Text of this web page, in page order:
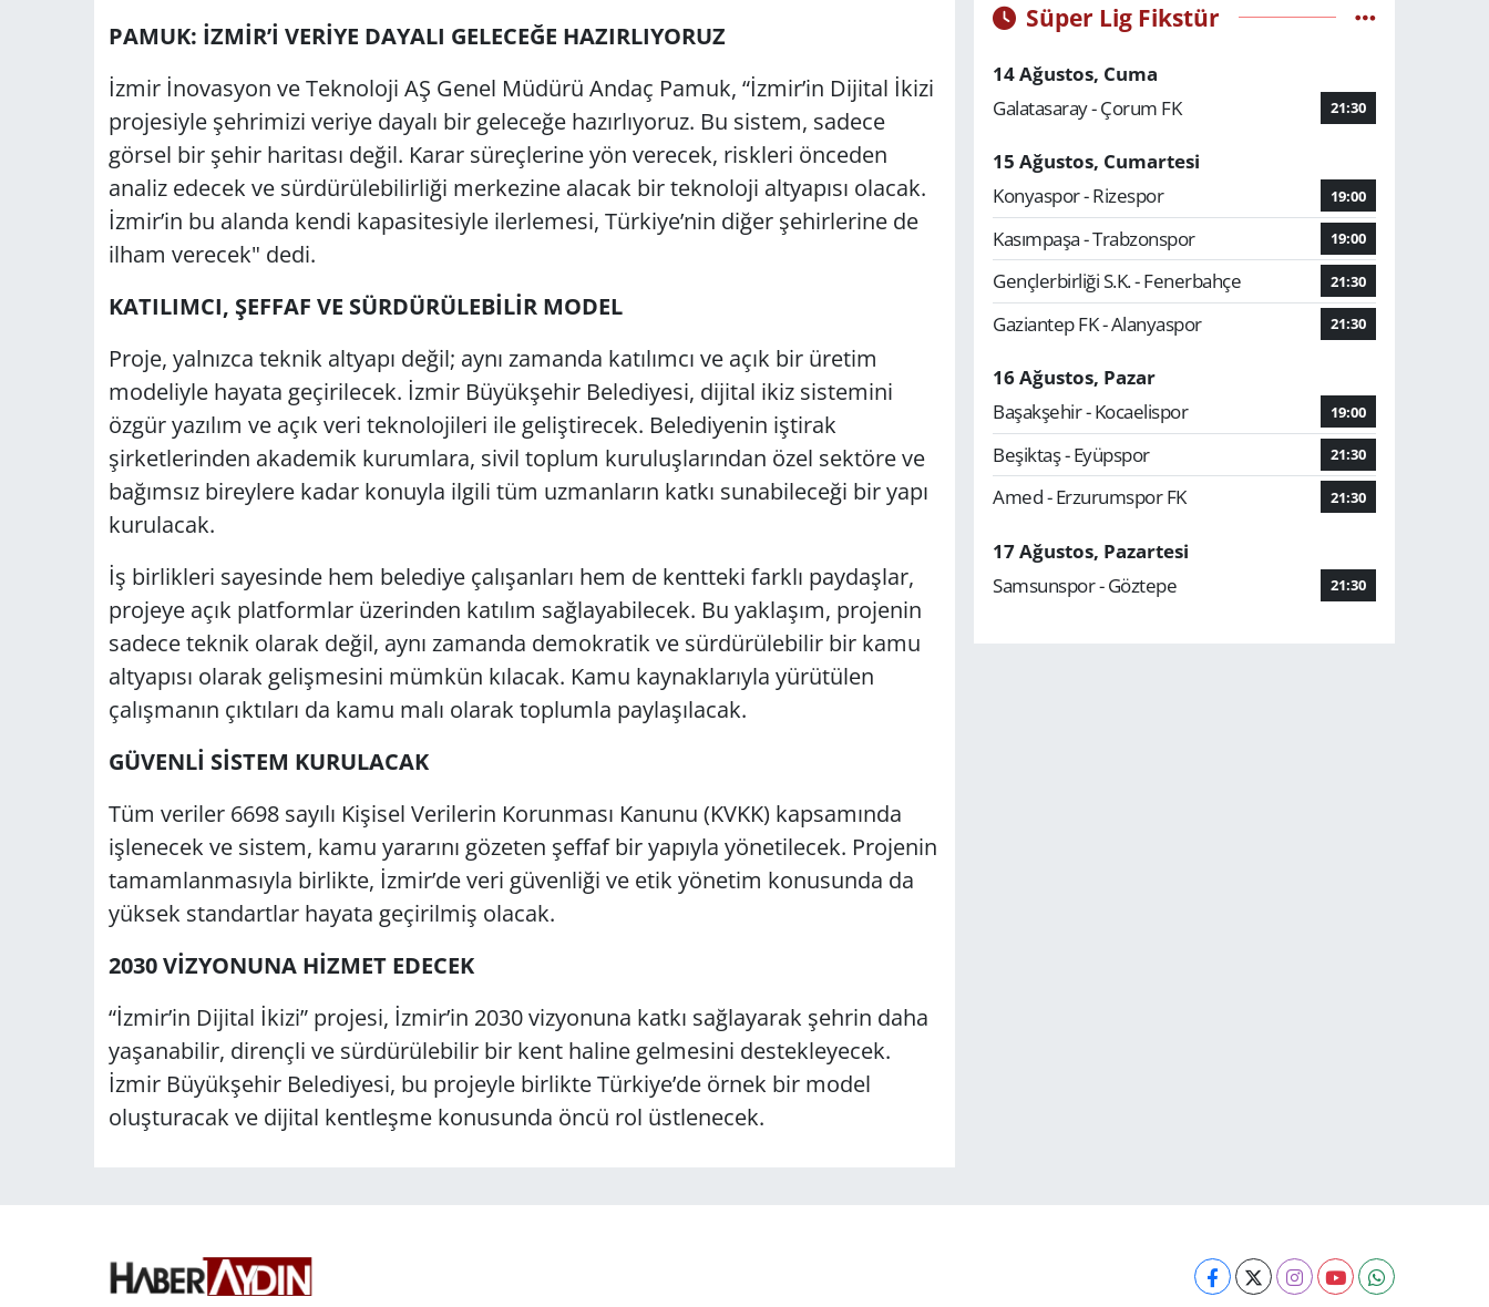
PAMUK: İZMİR’İ VERİYE DAYALI GELECEĞE HAZIRLIYORUZ
İzmir İnovasyon ve Teknoloji AŞ Genel Müdürü Andaç Pamuk, “İzmir’in Dijital İkizi
projesiyle şehrimizi veriye dayalı bir geleceğe hazırlıyoruz. Bu sistem, sadece
görsel bir şehir haritası değil. Karar süreçlerine yön verecek, riskleri önceden
analiz edecek ve sürdürülebilirliği merkezine alacak bir teknoloji altyapısı olacak.
İzmir’in bu alanda kendi kapasitesiyle ilerlemesi, Türkiye’nin diğer şehirlerine de
ilham verecek" dedi.
KATILIMCI, ŞEFFAF VE SÜRDÜRÜLEBİLİR MODEL
Proje, yalnızca teknik altyapı değil; aynı zamanda katılımcı ve açık bir üretim
modeliyle hayata geçirilecek. İzmir Büyükşehir Belediyesi, dijital ikiz sistemini
özgür yazılım ve açık veri teknolojileri ile geliştirecek. Belediyenin iştirak
şirketlerinden akademik kurumlara, sivil toplum kuruluşlarından özel sektöre ve
bağımsız bireylere kadar konuyla ilgili tüm uzmanların katkı sunabileceği bir yapı
kurulacak.
İş birlikleri sayesinde hem belediye çalışanları hem de kentteki farklı paydaşlar,
projeye açık platformlar üzerinden katılım sağlayabilecek. Bu yaklaşım, projenin
sadece teknik olarak değil, aynı zamanda demokratik ve sürdürülebilir bir kamu
altyapısı olarak gelişmesini mümkün kılacak. Kamu kaynaklarıyla yürütülen
çalışmanın çıktıları da kamu malı olarak toplumla paylaşılacak.
GÜVENLİ SİSTEM KURULACAK
Tüm veriler 6698 sayılı Kişisel Verilerin Korunması Kanunu (KVKK) kapsamında
işlenecek ve sistem, kamu yararını gözeten şeffaf bir yapıyla yönetilecek. Projenin
tamamlanmasıyla birlikte, İzmir’de veri güvenliği ve etik yönetim konusunda da
yüksek standartlar hayata geçirilmiş olacak.
2030 VİZYONUNA HİZMET EDECEK
“İzmir’in Dijital İkizi” projesi, İzmir’in 2030 vizyonuna katkı sağlayarak şehrin daha
yaşanabilir, dirençli ve sürdürülebilir bir kent haline gelmesini destekleyecek.
İzmir Büyükşehir Belediyesi, bu projeyle birlikte Türkiye’de örnek bir model
oluşturacak ve dijital kentleşme konusunda öncü rol üstlenecek.
Süper Lig Fikstür
14 Ağustos, Cuma
Galatasaray - Çorum FK
21:30
15 Ağustos, Cumartesi
Konyaspor - Rizespor
19:00
Kasımpaşa - Trabzonspor 19:00
Gençlerbirliği S.K. - Fenerbahçe 21:30
Gaziantep FK - Alanyaspor 21:30
16 Ağustos, Pazar
Başakşehir - Kocaelispor
19:00
Beşiktaş - Eyüpspor 21:30
Amed - Erzurumspor FK 21:30
17 Ağustos, Pazartesi
Samsunspor - Göztepe
21:30